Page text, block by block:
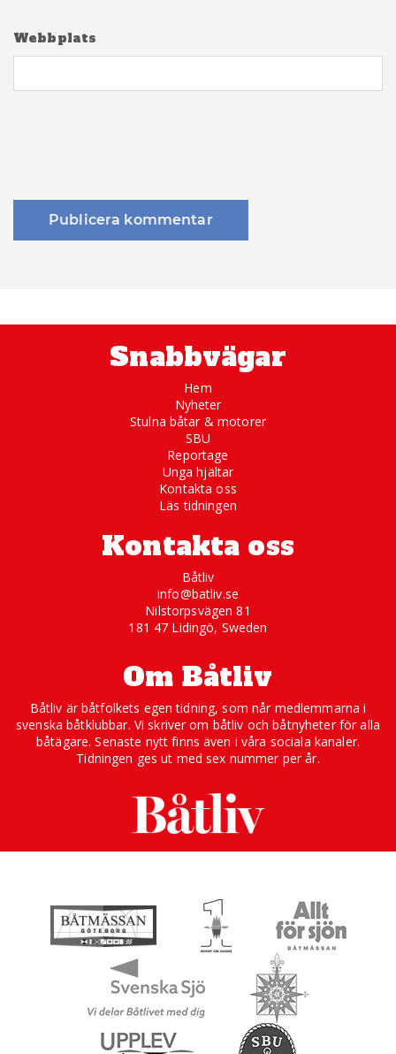
Webbplats
Snabbvägar
Hem
Nyheter
Stulna båtar & motorer
SBU
Reportage
Unga hjältar
Kontakta oss
Läs tidningen
Kontakta oss
Båtliv
info@batliv.se
Nilstorpsvägen 81
181 47 Lidingö, Sweden
Om Båtliv
Båtliv är båtfolkets egen tidning, som når medlemmarna i
svenska båtklubbar. Vi skriver om båtliv och båtnyheter för alla
båtägare. Senaste nytt finns även i våra sociala kanaler.
Tidningen ges ut med sex nummer per år.